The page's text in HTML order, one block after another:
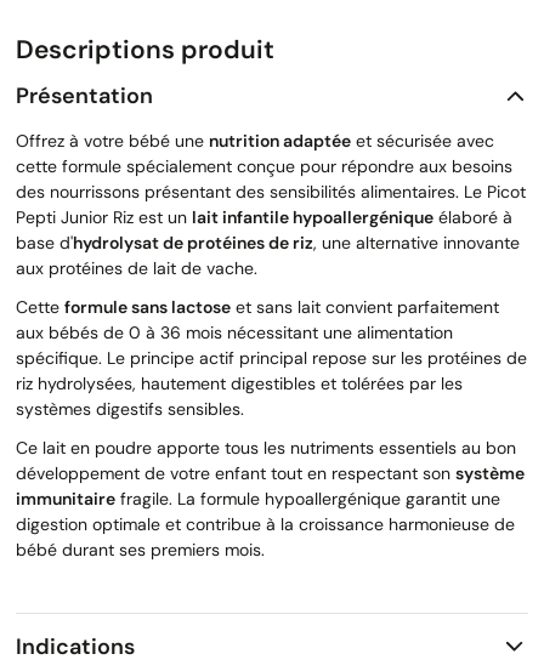
Descriptions produit
Présentation
Offrez à votre bébé une nutrition adaptée et sécurisée avec
cette formule spécialement conçue pour répondre aux besoins
des nourrissons présentant des sensibilités alimentaires. Le Picot
Pepti Junior Riz est un lait infantile hypoallergénique élaboré à
base d'hydrolysat de protéines de riz, une alternative innovante
aux protéines de lait de vache.
Cette formule sans lactose et sans lait convient parfaitement
aux bébés de 0 à 36 mois nécessitant une alimentation
spécifique. Le principe actif principal repose sur les protéines de
riz hydrolysées, hautement digestibles et tolérées par les
systèmes digestifs sensibles.
Ce lait en poudre apporte tous les nutriments essentiels au bon
développement de votre enfant tout en respectant son système
immunitaire fragile. La formule hypoallergénique garantit une
digestion optimale et contribue à la croissance harmonieuse de
bébé durant ses premiers mois.
Indications